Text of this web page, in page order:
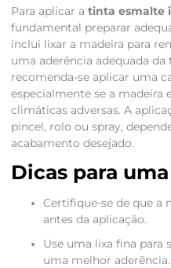
Para aplicar a tinta esmalte
fundamental preparar
inclui lixar a madeira para
uma aderência adequada da
recomenda-se aplicar uma
especialmente se a madeira
climáticas adversas. A
pincel, rolo ou spray,
acabamento desejado.
Dicas para
Certifique-se de que a
antes da aplicação.
Use uma lixa fina para
uma melhor aderência.